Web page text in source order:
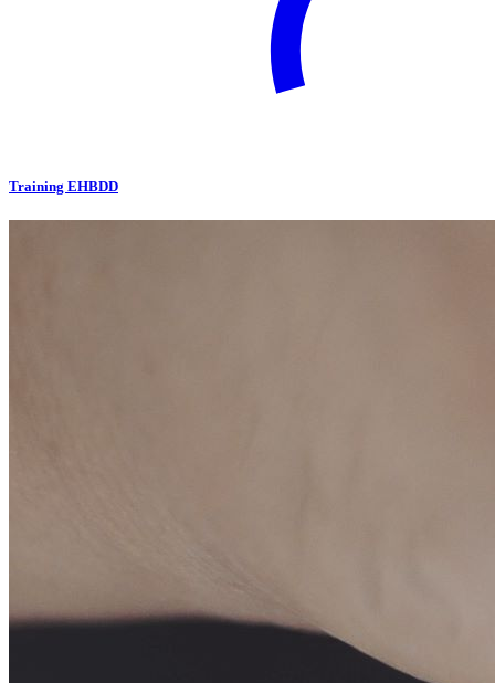
Training EHBDD